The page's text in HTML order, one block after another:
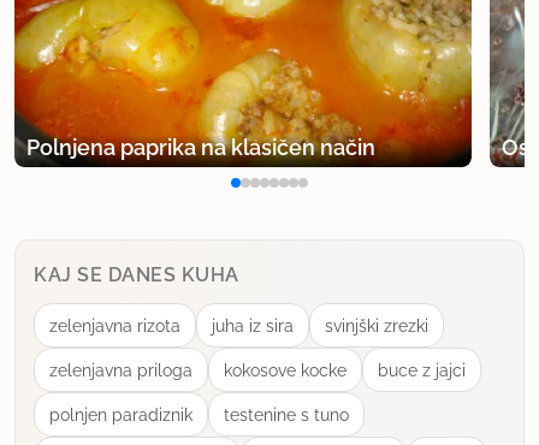
Polnjena paprika na klasičen način
KAJ SE DANES KUHA
zelenjavna rizota juha iz sira svinjški zrezki
zelenjavna priloga kokosove kocke buce z jajci
polnjen paradiznik testenine s tuno